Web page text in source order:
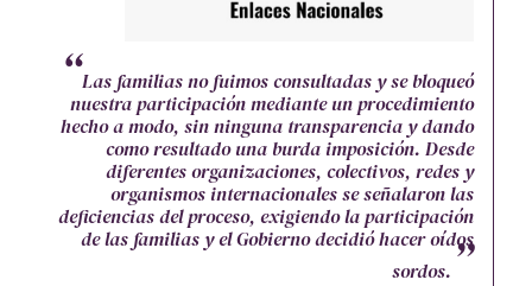
Las familias no fuimos consultadas y se bloqueó
nuestra participación mediante un procedimiento
hecho a modo, sin ninguna transparencia y dando
como resultado una burda imposición. Desde
diferentes organizaciones, colectivos, redes y
organismos internacionales se señalaron las
deficiencias del proceso, exigiendo la participación
de las familias y el Gobierno decidió hacer oídos
sordos.